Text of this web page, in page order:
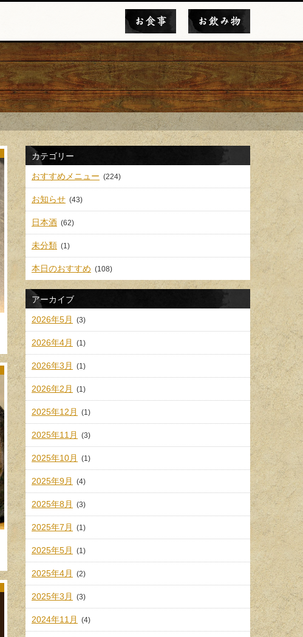
お食事 お飲み物
カテゴリー
おすすめメニュー (224)
お知らせ (43)
日本酒 (62)
未分類 (1)
本日のおすすめ (108)
アーカイブ
2026年5月 (3)
2026年4月 (1)
2026年3月 (1)
2026年2月 (1)
2025年12月 (1)
2025年11月 (3)
2025年10月 (1)
2025年9月 (4)
2025年8月 (3)
2025年7月 (1)
2025年5月 (1)
2025年4月 (2)
2025年3月 (3)
2024年11月 (4)